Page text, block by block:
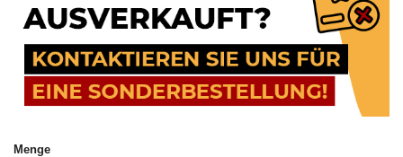
Menge